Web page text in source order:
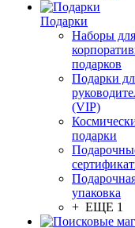
Подарки
Наборы для
подарков
Подарки
(VIP)
подарки
упаковка
+ ЕЩЕ 1